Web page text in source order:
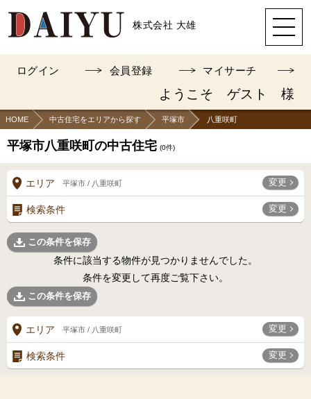
株式会社 大雄
ログイン 会員登録 マイサーチ
ようこそ ゲスト 様
HOME 中古住宅をエリアから探す 平塚市 八重咲町
平塚市八重咲町の中古住宅 (0件)
エリア 平塚市 / 八重咲町 変更
検索条件 変更
この条件を保存
条件に該当する物件が見つかりませんでした。
条件を変更して再度ご覧下さい。
この条件を保存
エリア 平塚市 / 八重咲町 変更
検索条件 変更